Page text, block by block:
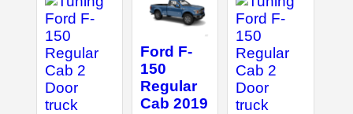
Ford F-
150
Regular
Cab 2019